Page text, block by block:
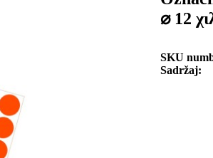
⌀ 12
SKU
Sadržaj